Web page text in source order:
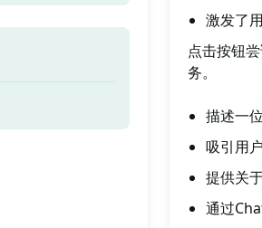
激发了
点击按钮
务。
描述一
吸引用
提供关
通过